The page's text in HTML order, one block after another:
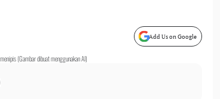
Add Us on Google
(Gambar dibuat menggunakan AI)